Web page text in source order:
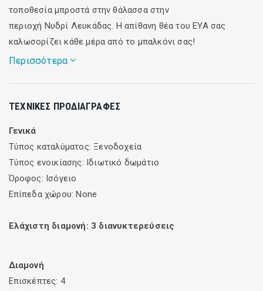
τοποθεσία μπροστά στην θάλασσα στην
περιοχή Νυδρί Λευκάδας. Η απίθανη θέα του ΕΥΑ σας
καλωσορίζει κάθε μέρα από το μπαλκόνι σας!
Περισσότερα
μπάνιο, τηλέφωνο, air condition και μπαλκόνι με θέα στη
την μετακίνηση σας. Επίσης υπάρχει η δυνατότητα
πρόσβασης στο Internet για την αποστολή email και
υπηρεσία fax .
μια ξεχωριστή απόλαυση, αφού τα παρασκευάζουμε στον
επειδή τα απολαμβάνετε στο όμορφο εστιατόριο μας με την
μοναδική θέα.
ΤΕΧΝΙΚΈΣ ΠΡΟΔΙΑΓΡΑΦΈΣ
Γενικά
Τύπος καταλύματος: Ξενοδοχεία
Τύπος ενοικίασης: Ιδιωτικό δωμάτιο
Όροφος: Ισόγειο
Επίπεδα χώρου: None
Ελάχιστη διαμονή: 3 διανυκτερεύσεις
Διαμονή
Επισκέπτες: 4